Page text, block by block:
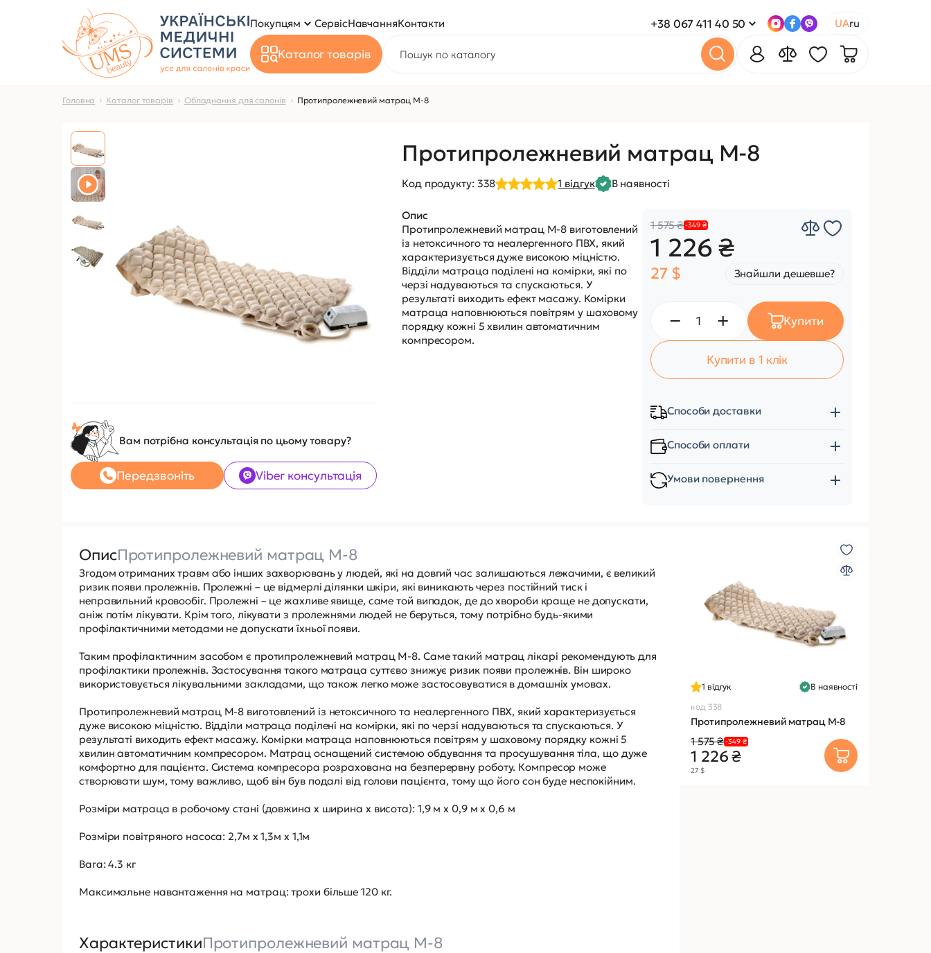
Покупцям СервісНавчанняКонтакти +38 067 411 40 50 UAru
Каталог товарів
Головна Каталог товарів Обладнання для салонів Протипролежневий матрац M-8
Вам потрібна консультація по цьому товару?
Передзвоніть Viber консультація
Протипролежневий матрац M-8
Код продукту: 338 1 відгук В наявності
Опис
Протипролежневий матрац M-8 виготовлений
із нетоксичного та неалергенного ПВХ, який
характеризується дуже високою міцністю.
Відділи матраца поділені на комірки, які по
черзі надуваються та спускаються. У
результаті виходить ефект масажу. Комірки
матраца наповнюються повітрям у шаховому
порядку кожні 5 хвилин автоматичним
компресором.
1 575 ₴-349 ₴
1 226 ₴
27 $ Знайшли дешевше?
Купити
Купити в 1 клік
Способи доставки
Способи оплати
Умови повернення
ОписПротипролежневий матрац M-8
Згодом отриманих травм або інших захворювань у людей, які на довгий час залишаються лежачими, є великий
ризик появи пролежнів. Пролежні – це відмерлі ділянки шкіри, які виникають через постійний тиск і
неправильний кровообіг. Пролежні – це жахливе явище, саме той випадок, де до хвороби краще не допускати,
аніж потім лікувати. Крім того, лікувати з пролежнями людей не беруться, тому потрібно будь-якими
профілактичними методами не допускати їхньої появи.
Таким профілактичним засобом є протипролежневий матрац M-8. Саме такий матрац лікарі рекомендують для
профілактики пролежнів. Застосування такого матраца суттєво знижує ризик появи пролежнів. Він широко
використовується лікувальними закладами, що також легко може застосовуватися в домашніх умовах.
Протипролежневий матрац M-8 виготовлений із нетоксичного та неалергенного ПВХ, який характеризується
дуже високою міцністю. Відділи матраца поділені на комірки, які по черзі надуваються та спускаються. У
результаті виходить ефект масажу. Комірки матраца наповнюються повітрям у шаховому порядку кожні 5
хвилин автоматичним компресором. Матрац оснащений системою обдування та просушування тіла, що дуже
комфортно для пацієнта. Система компресора розрахована на безперервну роботу. Компресор може
створювати шум, тому важливо, щоб він був подалі від голови пацієнта, тому що його сон буде неспокійним.
Розміри матраца в робочому стані (довжина х ширина х висота): 1,9 м х 0,9 м х 0,6 м
Розміри повітряного насоса: 2,7м х 1,3м х 1,1м
Вага: 4.3 кг
Максимальне навантаження на матрац: трохи більше 120 кг.
ХарактеристикиПротипролежневий матрац M-8
1 відгук
В наявності
код 338
Протипролежневий матрац M-8
1 575 ₴-349 ₴
1 226 ₴
27 $